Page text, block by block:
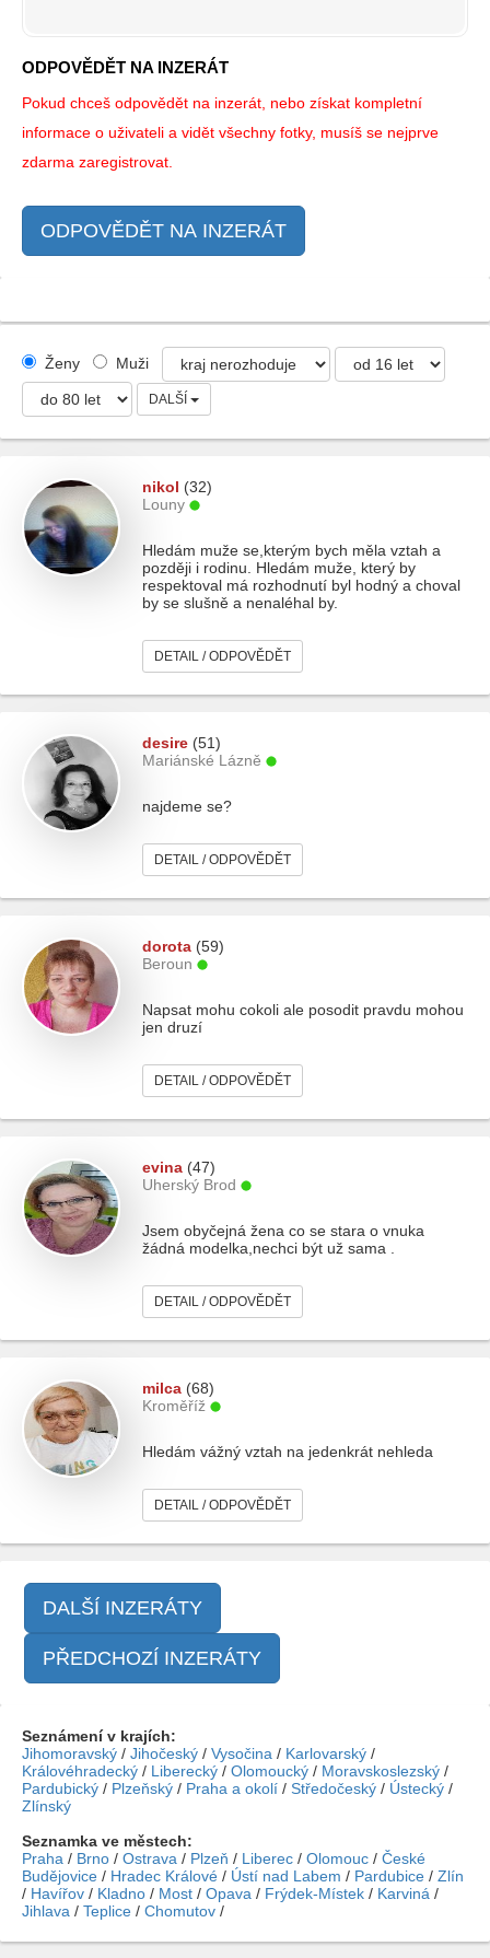
ODPOVĚDĚT NA INZERÁT
Pokud chceš odpovědět na inzerát, nebo získat kompletní
informace o uživateli a vidět všechny fotky, musíš se nejprve
zdarma zaregistrovat.
ODPOVĚDĚT NA INZERÁT
Ženy Muži
DALŠÍ
nikol (32)
Louny
Hledám muže se,kterým bych měla vztah a
později i rodinu. Hledám muže, který by
respektoval má rozhodnutí byl hodný a choval
by se slušně a nenaléhal by.
DETAIL / ODPOVĚDĚT
desire (51)
Mariánské Lázně
najdeme se?
DETAIL / ODPOVĚDĚT
dorota (59)
Beroun
Napsat mohu cokoli ale posodit pravdu mohou
jen druzí
DETAIL / ODPOVĚDĚT
evina (47)
Uherský Brod
Jsem obyčejná žena co se stara o vnuka
žádná modelka,nechci být už sama .
DETAIL / ODPOVĚDĚT
milca (68)
Kroměříž
Hledám vážný vztah na jedenkrát nehleda
DETAIL / ODPOVĚDĚT
DALŠÍ INZERÁTY
PŘEDCHOZÍ INZERÁTY
Seznámení v krajích:
Jihomoravský / Jihočeský / Vysočina / Karlovarský /
Královéhradecký / Liberecký / Olomoucký / Moravskoslezský /
Pardubický / Plzeňský / Praha a okolí / Středočeský / Ústecký /
Zlínský
Seznamka ve městech:
Praha / Brno / Ostrava / Plzeň / Liberec / Olomouc / České
Budějovice / Hradec Králové / Ústí nad Labem / Pardubice / Zlín
/ Havířov / Kladno / Most / Opava / Frýdek-Místek / Karviná /
Jihlava / Teplice / Chomutov /